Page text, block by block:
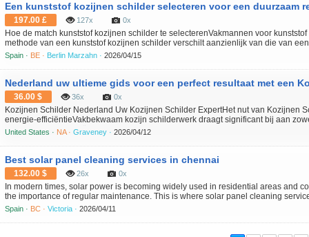
Een kunststof kozijnen schilder selecteren voor een duurzaam
197.00 £ 127x 0x
Hoe de match kunststof kozijnen schilder te selecterenVakmannen voor
methode van een kunststof kozijnen schilder verschilt aanzienlijk van die van
vaak een diepgaande schuurbeurt en specifieke impregneermiddelen vereist,
Spain · BE · Berlin Marzahn · 2026/04/15
Nederland uw ultieme gids voor een perfect resultaat met een
36.00 $ 36x 0x
Kozijnen Schilder Nederland Uw Kozijnen Schilder ExpertHet nut van Kozijnen
energie-efficiëntieVakbekwaam kozijn schilderwerk draagt significant bij aan
aan de energie-efficiëntie ervan. Wanneer kozijnen vakkundig worden
United States · NA · Graveney · 2026/04/12
Best solar panel cleaning services in chennai
132.00 $ 26x 0x
In modern times, solar power is becoming widely used in residential areas and
the importance of regular maintenance. This is where solar panel cleaning
often build up on the panel surface, lowering their energy output. If not cleaned
Spain · BC · Victoria · 2026/04/11